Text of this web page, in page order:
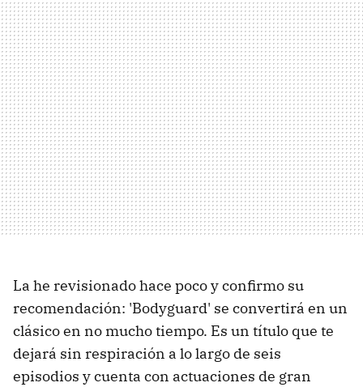
La he revisionado hace poco y confirmo su
recomendación: 'Bodyguard' se convertirá en un
clásico en no mucho tiempo. Es un título que te
dejará sin respiración a lo largo de seis
episodios y cuenta con actuaciones de gran